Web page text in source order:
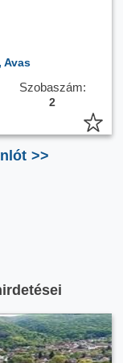
Avas
Szobaszám:
2
>>